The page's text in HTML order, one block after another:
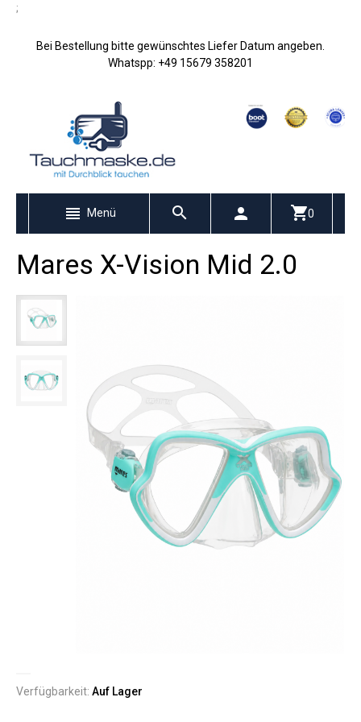
;
Bei Bestellung bitte gewünschtes Liefer Datum angeben.
Whatspp: +49 15679 358201
Menü 0
Mares X-Vision Mid 2.0
Verfügbarkeit: Auf Lager